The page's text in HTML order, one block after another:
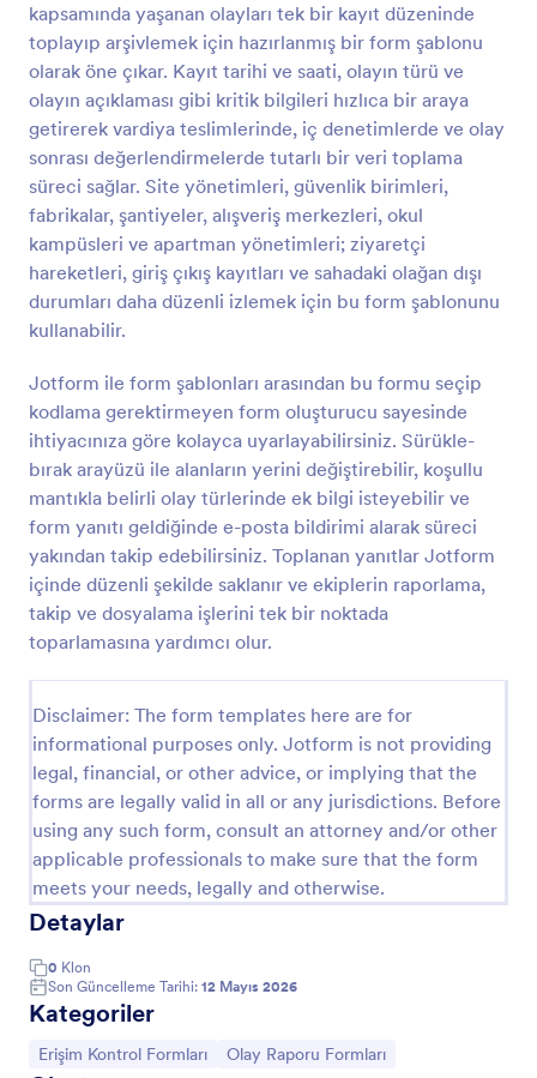
kapsamında yaşanan olayları tek bir kayıt düzeninde
toplayıp arşivlemek için hazırlanmış bir form şablonu
olarak öne çıkar. Kayıt tarihi ve saati, olayın türü ve
olayın açıklaması gibi kritik bilgileri hızlıca bir araya
getirerek vardiya teslimlerinde, iç denetimlerde ve olay
sonrası değerlendirmelerde tutarlı bir veri toplama
süreci sağlar. Site yönetimleri, güvenlik birimleri,
fabrikalar, şantiyeler, alışveriş merkezleri, okul
kampüsleri ve apartman yönetimleri; ziyaretçi
hareketleri, giriş çıkış kayıtları ve sahadaki olağan dışı
durumları daha düzenli izlemek için bu form şablonunu
kullanabilir.
Jotform ile form şablonları arasından bu formu seçip
kodlama gerektirmeyen form oluşturucu sayesinde
ihtiyacınıza göre kolayca uyarlayabilirsiniz. Sürükle-
bırak arayüzü ile alanların yerini değiştirebilir, koşullu
mantıkla belirli olay türlerinde ek bilgi isteyebilir ve
form yanıtı geldiğinde e-posta bildirimi alarak süreci
yakından takip edebilirsiniz. Toplanan yanıtlar Jotform
içinde düzenli şekilde saklanır ve ekiplerin raporlama,
takip ve dosyalama işlerini tek bir noktada
toparlamasına yardımcı olur.
Disclaimer: The form templates here are for
informational purposes only. Jotform is not providing
legal, financial, or other advice, or implying that the
forms are legally valid in all or any jurisdictions. Before
using any such form, consult an attorney and/or other
applicable professionals to make sure that the form
meets your needs, legally and otherwise.
Detaylar
0 Klon
Son Güncelleme Tarihi: 12 Mayıs 2026
Kategoriler
Kategoriye git:
Erişim Kontrol Formları Kategoriye git:
Olay Raporu Formları
Önizleme
Kaza Raporu
Kaza Raporu Şablonu, bir kuruluşta veya belirli bir
bağlamda meydana gelen bir olay, kaza veya
kullanılan standartlaştırılmış bir formdur. Tarih, saat,
yer, olayın tanımı, ilgili taraflar ve alınan önlemler gibi
temel bilgilerin kaydedilmesi için yapılandırılmış bir
ana hat sağlar. Bu form, doğru ve tutarlı
raporlamanın sağlanmasına yardımcı olarak etkin olay
yönetimi ve analizini kolaylaştırdığı için kuruluşlar için
çok değerlidir.Önde gelen online form oluşturucusu
Jotform, olay raporlamasının verimliliğini ve
etkinliğini artıran bir dizi özellik ve yetenek sunar.
Google Drive, Salesforce ve Dropbox gibi popüler
uygulamalar ve hizmetlerle sorunsuz entegrasyon
aktarabilir ve otomatikleştirerek sorunsuz bir bilgi
akışı sağlayabilir. Ayrıca, Jotform'un widget
kütüphanesi takvimler, dosya yüklemeleri ve
elektronik imzalar dahil olmak üzere olay raporlarına
ek işlevsellik sağlar. Bu, kuruluşların olay raporlarını
Go to Category:
Olay Raporu Formları
Şablon Kullan
Önizleme